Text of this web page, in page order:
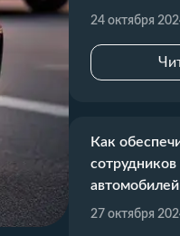
24 октября
Как
автомобилей
27 октября